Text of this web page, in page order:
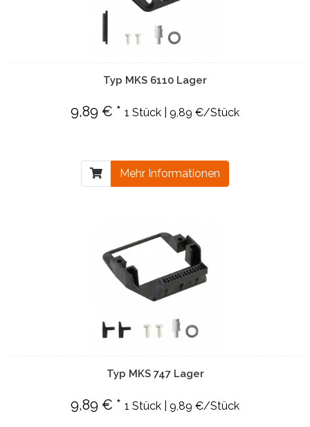
Typ MKS 6110 Lager
9,89 € * 1 Stück | 9,89 €/Stück
Mehr Informationen
Typ MKS 747 Lager
9,89 € * 1 Stück | 9,89 €/Stück